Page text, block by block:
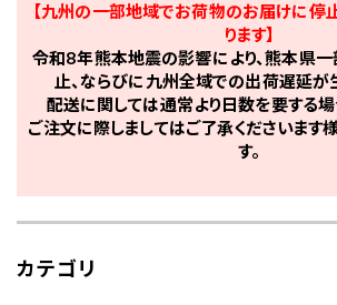
【九州の一部地域でお荷物のお届けに停
ります】
令和8年熊本地震の影響により、熊本県
止、ならびに九州全域での出荷遅延が
配送に関しては通常より日数を要する場
ご注文に際しましてはご了承くださいます
す。
カテゴリ